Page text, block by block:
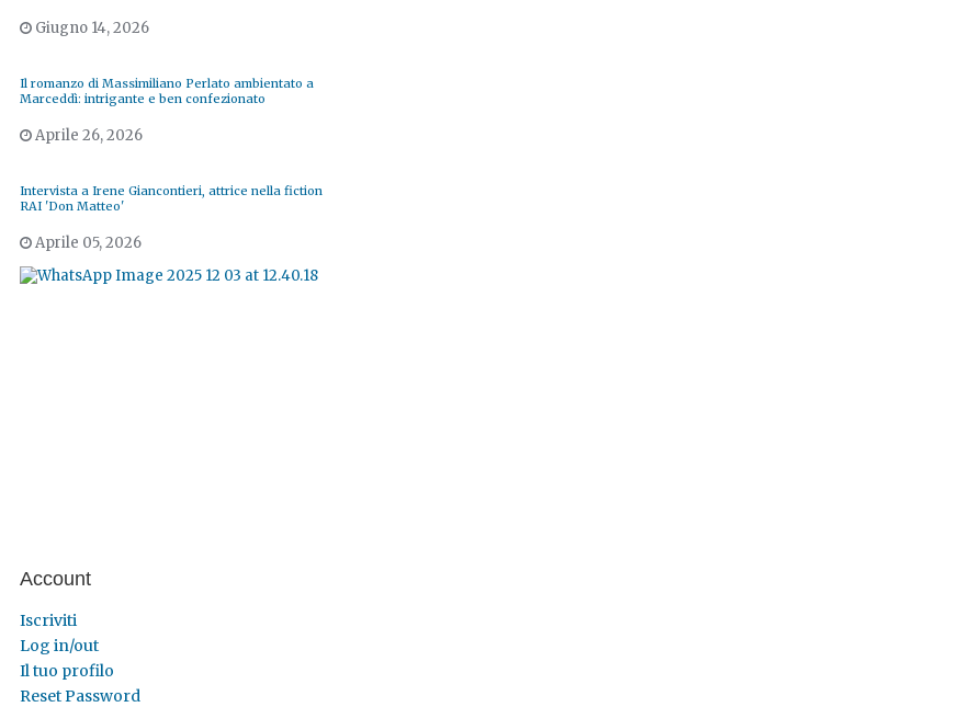
Giugno 14, 2026
Il romanzo di Massimiliano Perlato ambientato a
Marceddì: intrigante e ben confezionato
Aprile 26, 2026
Intervista a Irene Giancontieri, attrice nella fiction
RAI 'Don Matteo'
Aprile 05, 2026
Account
Iscriviti
Log in/out
Il tuo profilo
Reset Password